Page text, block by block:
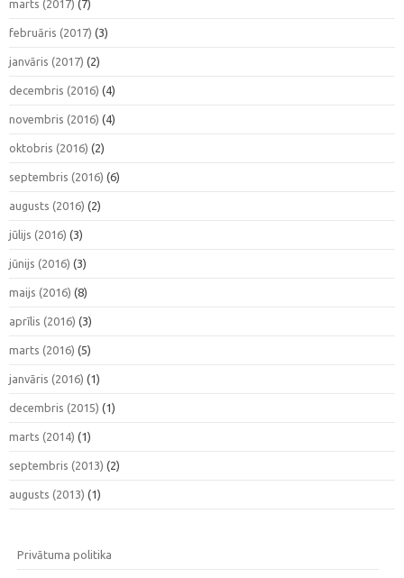
marts (2017) (7)
februāris (2017) (3)
janvāris (2017) (2)
decembris (2016) (4)
novembris (2016) (4)
oktobris (2016) (2)
septembris (2016) (6)
augusts (2016) (2)
jūlijs (2016) (3)
jūnijs (2016) (3)
maijs (2016) (8)
aprīlis (2016) (3)
marts (2016) (5)
janvāris (2016) (1)
decembris (2015) (1)
marts (2014) (1)
septembris (2013) (2)
augusts (2013) (1)
Privātuma politika